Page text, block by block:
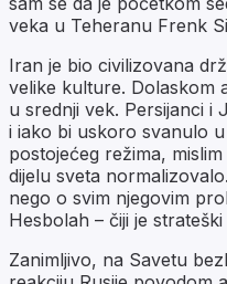
veka u Teheranu Frenk
Iran je bio civilizovana
velike kulture. Dolaskom
u srednji vek. Persijanci i
i iako bi uskoro svanulo
postojećeg režima,
dijelu sveta
nego o svim njegovim
Hesbolah – čiji je
Zanimljivo, na Savetu